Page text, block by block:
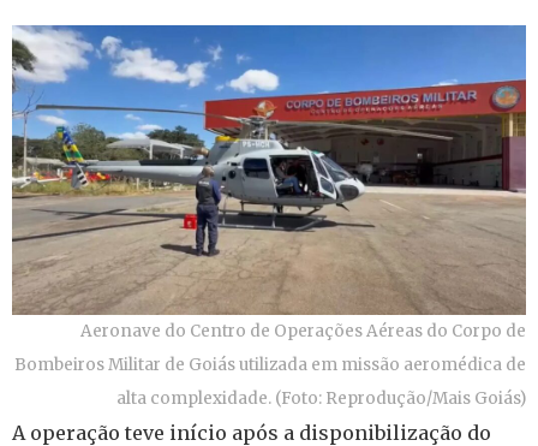
Aeronave do Centro de Operações Aéreas do Corpo de
Bombeiros Militar de Goiás utilizada em missão aeromédica de
alta complexidade. (Foto: Reprodução/Mais Goiás)
A operação teve início após a disponibilização do